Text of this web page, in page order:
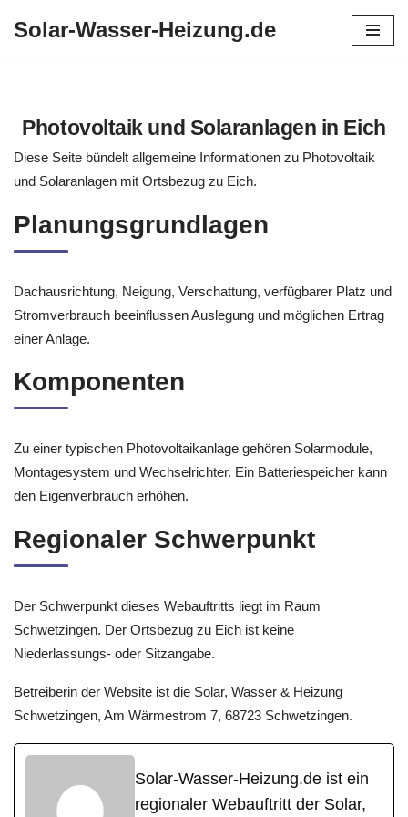
Solar-Wasser-Heizung.de
Photovoltaik und Solaranlagen in Eich
Diese Seite bündelt allgemeine Informationen zu Photovoltaik
und Solaranlagen mit Ortsbezug zu Eich.
Planungsgrundlagen
Dachausrichtung, Neigung, Verschattung, verfügbarer Platz und
Stromverbrauch beeinflussen Auslegung und möglichen Ertrag
einer Anlage.
Komponenten
Zu einer typischen Photovoltaikanlage gehören Solarmodule,
Montagesystem und Wechselrichter. Ein Batteriespeicher kann
den Eigenverbrauch erhöhen.
Regionaler Schwerpunkt
Der Schwerpunkt dieses Webauftritts liegt im Raum
Schwetzingen. Der Ortsbezug zu Eich ist keine
Niederlassungs- oder Sitzangabe.
Betreiberin der Website ist die Solar, Wasser & Heizung
Schwetzingen, Am Wärmestrom 7, 68723 Schwetzingen.
Solar-Wasser-Heizung.de ist ein
regionaler Webauftritt der Solar,